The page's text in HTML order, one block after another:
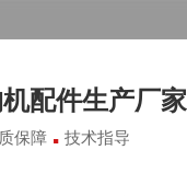
配件生产厂家
保障 . 技术指导